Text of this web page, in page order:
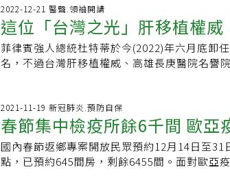
部藥品安全評估諮議小組委員健保署藥品共擬
大學藥學院訪問學者國立陽明大學藥理學博士
部製作人：蔡怡真主持人：許凱婷、陳慶安音
訊錄製：擎天信使音樂製作有限公司
現，學校招不到學生倒閉已不是新聞，以前台
不到500人，各行各業缺工也開始浮現。因此
雖然政府在政策上不能強迫生育，但首要之務
認為，在職場政策上有兩大重點必須要先落實
育與照顧家庭彈性工作方案，包括彈性工作地
子的壓力，除了企業設置托育中心，政府應該
表示，在調查中發現這是民眾最有感的政策，
申請門檻，減少父母在職場及家庭兩邊煎熬的
該要帶頭宣傳，初期也可以透過法規，將生殖
慣賣慘。無獨有偶，先前有名韓國男Youtuber
用餐具吃飯時、疾病頻繁發作的影片，一度累
指出，他的症狀頻繁發作，應屬重度妥瑞患者
用鐵筷和吃燙的食物；也有眼尖網友發現，他
執業數十年的方俊凱分享，他不曾遇過詐病，
情心的心理疾病「孟喬森症候群」也不曾有過
置信。他認為，詐病是帶有目的性的欺騙行為
的疾病，博取大眾眼球，背後卻可能牽涉到利
堪？」他說，有些患者會在社群分享自己的故
用係新興毒品，台灣在2015年納為四級管制藥
形比韓國嚴重，與毒品管制的靈活程度有關。
可能致死李志恒說，牛奶針的主要作為麻醉及
血壓及抑制呼吸作用，雖然現有研究尚無法確
性幻覺。不過他也指出，毒性物質的成癮與否
非如此。」事實上，牛奶針的濫用情形已行之
已見其蹤影。該新聞稿中指出，異丙酚製劑為
方式用於全身麻醉，或於人工呼吸器病患、局
使用。根據法務部法醫研究所調查，2010年至
2022-12-21 醫聲.領袖開講
這位「台灣之光」肝移植權
也折服
菲律賓強人總統杜特蒂於今(2022)年六月底卸
名，不過台灣肝移植權威、高雄長庚醫院名譽
海學習、醫術提升，救治更多當地病患。台灣
官移植立法尚未完備、器捐觀念還不普及的時
命，冒著遭起訴風險，於1984年完成亞洲首例
義，在於腦死觀念的突破、引進，並促成《人
官移植有更穩固的法源基礎。台灣的立法比日
2021-11-19 新冠肺炎.預防自保
春節集中檢疫所餘6千間 歐亞
後」
國內春節返鄉專案開放民眾預約12月14日至
點，已預約645間房，剩餘6455間。面對歐亞